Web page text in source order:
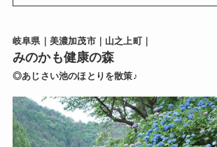
岐阜県｜美濃加茂市｜山之上町｜
みのかも健康の森
◎あじさい池のほとりを散策♪